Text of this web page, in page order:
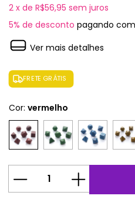
2 x de R$56,95 sem juros
5% de desconto pagando
Ver mais detalhes
FRETE GRÁTIS
Cor: vermelho